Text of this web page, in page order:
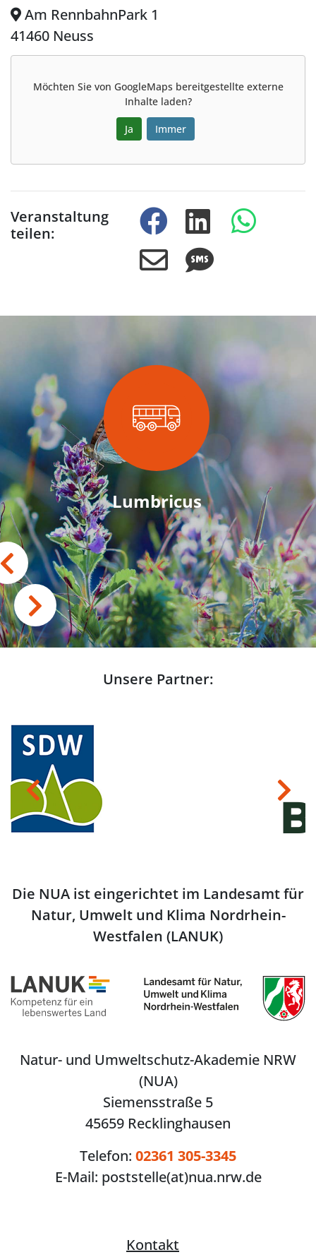
Am RennbahnPark 1
41460 Neuss
Möchten Sie von GoogleMaps bereitgestellte externe
Inhalte laden?
Ja Immer
Veranstaltung
teilen:
Lumbricus
Die NUA ist eingerichtet im Landesamt für
Natur, Umwelt und Klima Nordrhein-
Westfalen (LANUK)
Natur- und Umweltschutz-Akademie NRW
(NUA)
Siemensstraße 5
45659 Recklinghausen
Telefon: 02361 305-3345
E-Mail: poststelle(at)nua.nrw.de
Kontakt
Unsere Partner:
Previous Next